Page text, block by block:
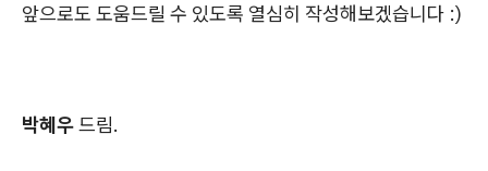
앞으로도 도움드릴 수 있도록 열심히 작성해보겠습니다 :)
박혜우드림.